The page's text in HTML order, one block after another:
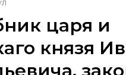
царя и
князя